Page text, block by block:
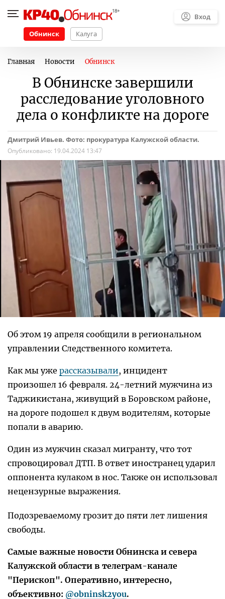
Обнинск Калуга
Вход
Главная Новости Обнинск
В Обнинске завершили
расследование уголовного
дела о конфликте на дороге
Дмитрий Ивьев. Фото: прокуратура Калужской области.
Опубликовано: 19.04.2024 13:47
Об этом 19 апреля сообщили в региональном
управлении Следственного комитета.
Как мы уже рассказывали, инцидент
произошел 16 февраля. 24-летний мужчина из
Таджикистана, живущий в Боровском районе,
на дороге подошел к двум водителям, которые
попали в аварию.
Один из мужчин сказал мигранту, что тот
спровоцировал ДТП. В ответ иностранец ударил
оппонента кулаком в нос. Также он использовал
нецензурные выражения.
Подозреваемому грозит до пяти лет лишения
свободы.
Самые важные новости Обнинска и севера
Калужской области в телеграм-канале
"Перископ". Оперативно, интересно,
объективно: @obninsk2you.